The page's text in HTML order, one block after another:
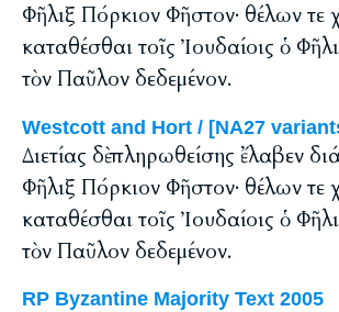
Φῆλιξ Πόρκιον Φῆστον· θέλων τε
καταθέσθαι τοῖς Ἰουδαίοις ὁ
τὸν Παῦλον δεδεμένον.
Westcott and Hort / [NA27
Διετίας δὲ πληρωθείσης ἔλαβεν
Φῆλιξ Πόρκιον Φῆστον· θέλων τε
καταθέσθαι τοῖς Ἰουδαίοις ὁ
τὸν Παῦλον δεδεμένον.
RP Byzantine Majority Text 2005